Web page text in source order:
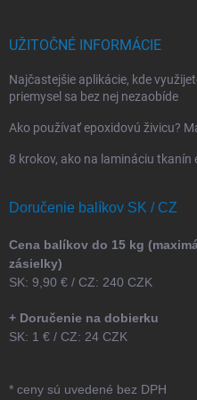
UŽITOČNÉ INFORMÁCIE
Najčastejšie aplikácie, kde
priemysel sa bez nej nezaobíde
Ako používať epoxidovú živicu?
8 krokov, ako na lamináciu tkanín
Doručenie balíkov SK / CZ
Cena balíkov do 15 kg
zásielky)
SK: 9,90 € / CZ: 240 CZK
+ Doručenie na dobierku
SK: 1 € / CZ: 24 CZK
* ceny sú uvedené bez DPH